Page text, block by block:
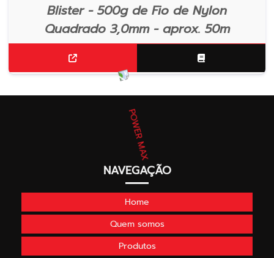
Blister - 500g de Fio de Nylon
Quadrado 3,0mm - aprox. 50m
NAVEGAÇÃO
Home
Quem somos
Produtos